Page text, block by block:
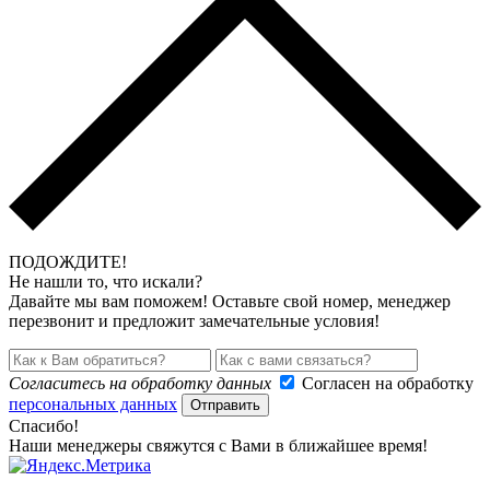
ПОДОЖДИТЕ!
Не нашли то, что искали?
Давайте мы вам поможем! Оставьте свой номер, менеджер
перезвонит и предложит замечательные условия!
Согласитесь на обработку данных
Согласен на обработку
персональных данных
Отправить
Спасибо!
Наши менеджеры свяжутся с Вами в ближайшее время!